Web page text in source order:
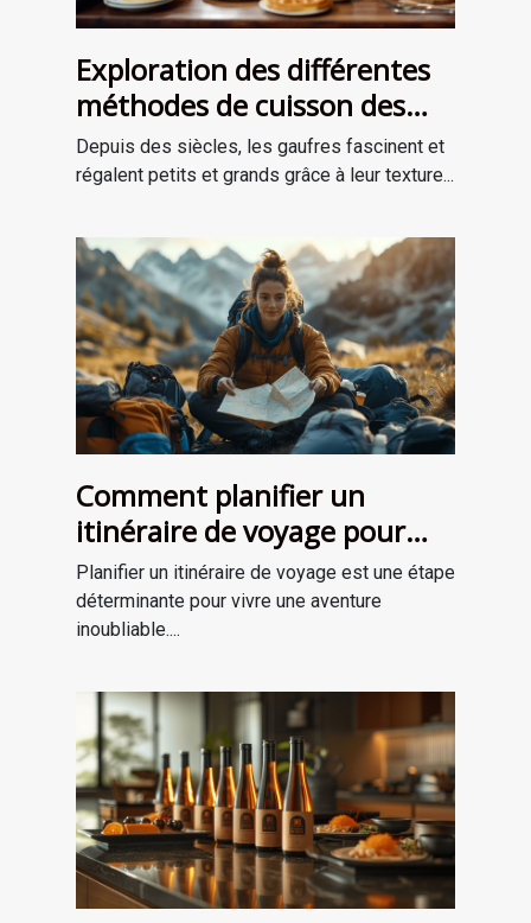
Exploration des différentes
méthodes de cuisson des
gaufres à travers les âges
Depuis des siècles, les gaufres fascinent et
régalent petits et grands grâce à leur texture...
Comment planifier un
itinéraire de voyage pour
une aventure mémorable
Planifier un itinéraire de voyage est une étape
déterminante pour vivre une aventure
inoubliable....